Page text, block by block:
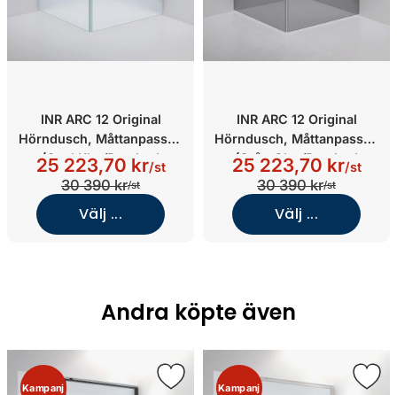
INR ARC 12 Original
Hörndusch, Måttanpassad
(Opal Klar/Brushed
Bronze)
25 223,70 kr/st
30 390 kr/st
Välj ...
INR ARC 12 Original
Hörndusch, Måttanpassad
(Grått Glas/Brushed
Bronze)
25 223,70 kr/st
30 390 kr/st
Välj ...
Andra köpte även
Kampanj Kampanj